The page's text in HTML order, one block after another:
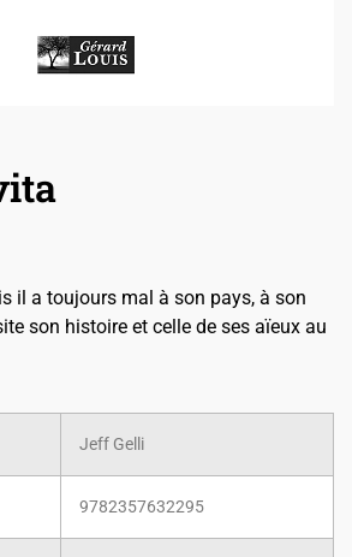
il a toujours mal à son pays, à son
son histoire et celle de ses aïeux au
Jeff Gelli
9782357632295